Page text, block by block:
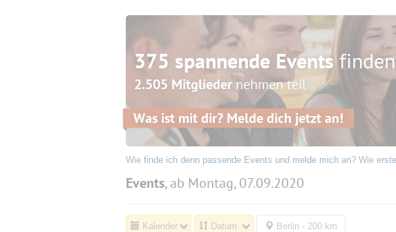
375 spannende Events
2.505 Mitgliedernehmen teil
Was ist mit dir? Melde dich jetzt an!
Wie finde ich denn passende Events und melde mich an? Wie
Events, ab Montag, 07.09.2020
Kalender Datum Berlin - 200 km